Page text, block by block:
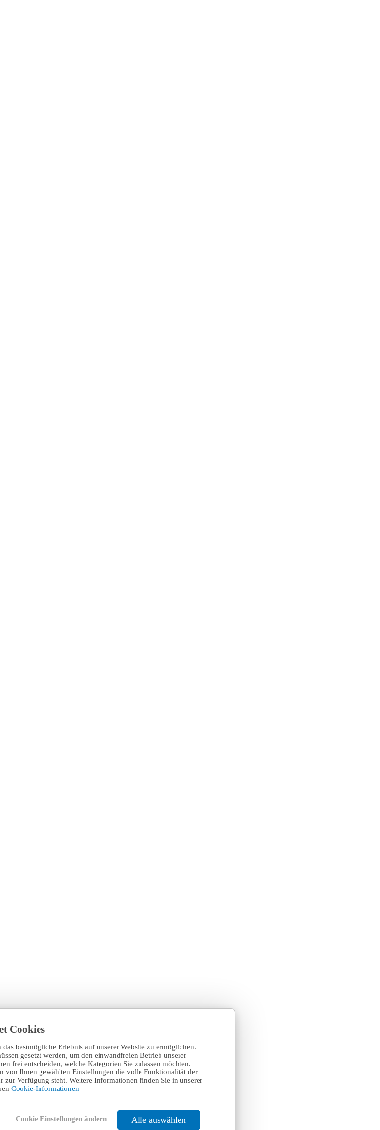
Cookies
bestmögliche Erlebnis auf unserer Website zu ermöglichen.
gesetzt werden, um den einwandfreien Betrieb unserer
frei entscheiden, welche Kategorien Sie zulassen möchten.
von Ihnen gewählten Einstellungen die volle Funktionalität der
zur Verfügung steht. Weitere Informationen finden Sie in unserer
Cookie-Informationen.
Cookie Einstellungen ändern Alle auswählen